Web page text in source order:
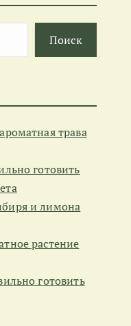
Поиск
трава
готовить
и лимона
растение
готовить